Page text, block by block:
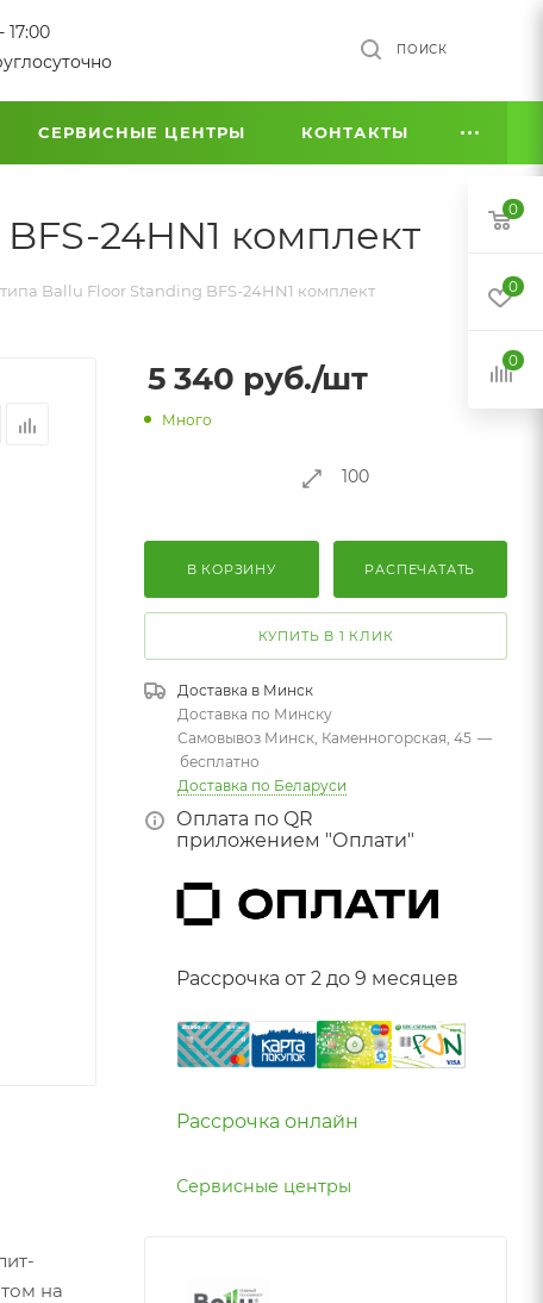
ПОИСК
СЕРВИСНЫЕ ЦЕНТРЫ КОНТАКТЫ
24HN1 комплект
Ballu Floor Standing BFS-24HN1 комплект
на
5 340 руб./шт
Много
100
В КОРЗИНУ РАСПЕЧАТАТЬ
КУПИТЬ В 1 КЛИК
Доставка в Минск
Доставка по Минску
Самовывоз Минск, Каменногорская, 45 —
бесплатно
Доставка по Беларуси
Оплата по QR
приложением "Оплати"
Рассрочка от 2 до 9 месяцев
Рассрочка онлайн
Сервисные центры
0
0
0